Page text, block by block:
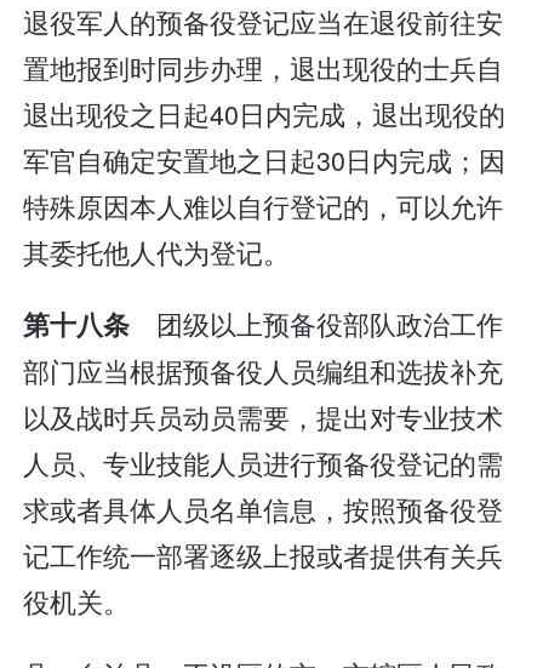
退役军人的预备役登记应当在退役前往安
置地报到时同步办理，退出现役的士兵自
退出现役之日起40日内完成，退出现役的
军官自确定安置地之日起30日内完成；因
特殊原因本人难以自行登记的，可以允许
其委托他人代为登记。
第十八条 团级以上预备役部队政治工作
部门应当根据预备役人员编组和选拔补充
以及战时兵员动员需要，提出对专业技术
人员、专业技能人员进行预备役登记的需
求或者具体人员名单信息，按照预备役登
记工作统一部署逐级上报或者提供有关兵
役机关。